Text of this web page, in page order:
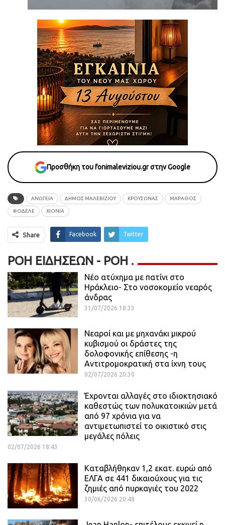
Προσθήκη του fonimaleviziou.gr στην Google
ΑΝΩΓΕΙΑ ΔΗΜΟΣ ΜΑΛΕΒΙΖΙΟΥ ΚΡΟΥΣΩΝΑΣ ΜΑΡΑΘΟΣ
ΦΟΔΕΛΕ ΧΙΟΝΙΑ
Share Facebook Twitter
ΡΟΉ ΕΙΔΉΣΕΩΝ - ΡΟΗ
Νέο ατύχημα με πατίνι στο
Ηράκλειο- Στο νοσοκομείο νεαρός
άνδρας
31/07/2026 18:33
Νεαροί και με μηχανάκι μικρού
κυβισμού οι δράστες της
δολοφονικής επίθεσης -η
Αντιτρομοκρατική στα ίχνη τους
02/07/2026 20:30
Έχρονται αλλαγές στο ιδιοκτησιακό
καθεστώς των πολυκατοικιών μετά
από 97 χρόνια για να
αντιμετωπιστεί το οικιστικό στις
μεγάλες πόλεις
02/07/2026 18:43
Καταβλήθηκαν 1,2 εκατ. ευρώ από
ΕΛΓΑ σε 441 δικαιούχους για τις
ζημιές από πυρκαγιές του 2022
30/06/2026 20:48